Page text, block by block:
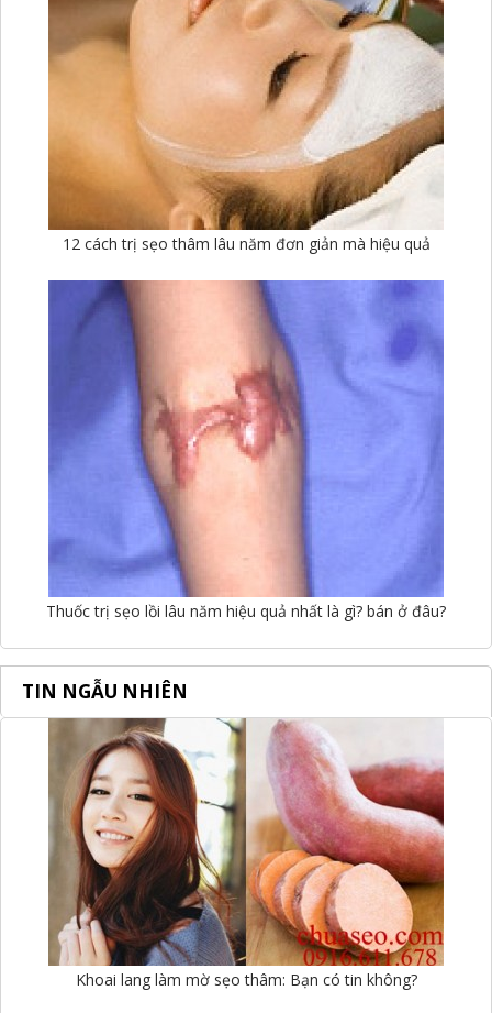
12 cách trị sẹo thâm lâu năm đơn giản mà hiệu quả
Thuốc trị sẹo lồi lâu năm hiệu quả nhất là gì? bán ở đâu?
TIN NGẪU NHIÊN
Khoai lang làm mờ sẹo thâm: Bạn có tin không?